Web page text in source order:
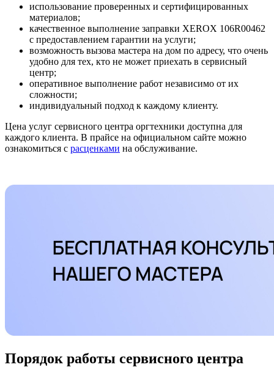
использование проверенных и сертифицированных
материалов;
качественное выполнение заправки XEROX 106R00462
с предоставлением гарантии на услуги;
возможность вызова мастера на дом по адресу, что очень
удобно для тех, кто не может приехать в сервисный
центр;
оперативное выполнение работ независимо от их
сложности;
индивидуальный подход к каждому клиенту.
Цена услуг сервисного центра оргтехники доступна для
каждого клиента. В прайсе на официальном сайте можно
ознакомиться с расценками на обслуживание.
Порядок работы сервисного центра